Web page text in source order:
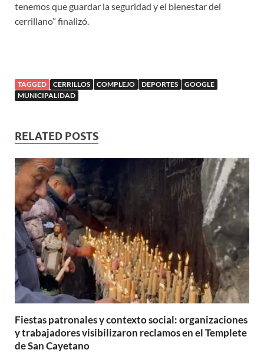
tenemos que guardar la seguridad y el bienestar del
cerrillano” finalizó.
TAGGED CERRILLOS COMPLEJO DEPORTES
GOOGLE
MUNICIPALIDAD
RELATED POSTS
Fiestas patronales y contexto social: organizaciones
y trabajadores visibilizaron reclamos en el Templete
de San Cayetano